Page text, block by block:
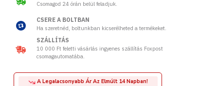
A Legalacsonyabb Ár Az Elmúlt 14 Napban!
Csomagod 24 órán belül feladjuk.
CSERE A BOLTBAN
Ha szeretnéd, boltunkban kicserélheted a termékeket.
SZÁLLÍTÁS
10 000 Ft feletti vásárlás ingyenes szállítás Foxpost
csomagautomatába.